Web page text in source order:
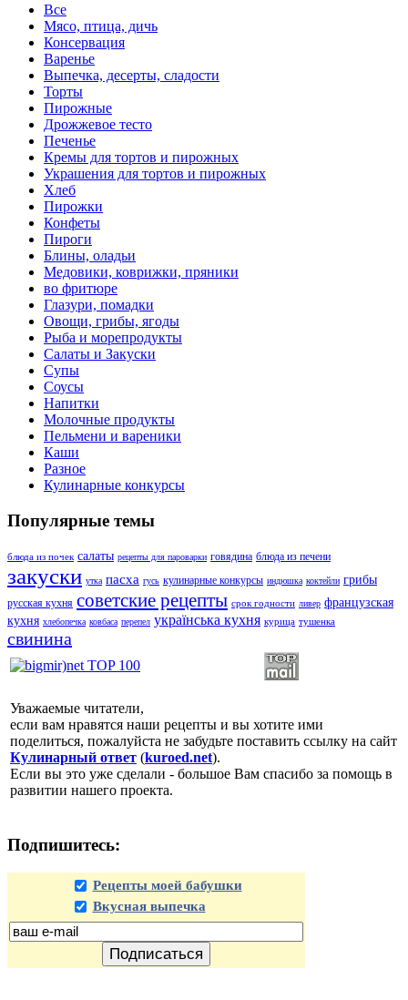
Все
Мясо, птица, дичь
Консервация
Варенье
Выпечка, десерты, сладости
Торты
Пирожные
Дрожжевое тесто
Печенье
Кремы для тортов и пирожных
Украшения для тортов и пирожных
Хлеб
Пирожки
Конфеты
Пироги
Блины, оладьи
Медовики, коврижки, пряники
во фритюре
Глазури, помадки
Овощи, грибы, ягоды
Рыба и морепродукты
Салаты и Закуски
Супы
Соусы
Напитки
Молочные продукты
Пельмени и вареники
Каши
Разное
Кулинарные конкурсы
Популярные темы
блюда из почек салаты рецепты для пароварки говядина блюда из печени
закуски утка пасха гусь кулинарные конкурсы индюшка коктейли грибы
русская кухня советские рецепты срок годности ливер французская
кухня хлебопечка ковбаса перепел українська кухня курица тушенка
свинина
Уважаемые читатели,
если вам нравятся наши рецепты и вы хотите ими
поделиться, пожалуйста не забудьте поставить ссылку на сайт
Кулинарный ответ (kuroed.net).
Если вы это уже сделали - большое Вам спасибо за помощь в
развитии нашего проекта.
Подпишитесь:
Рецепты моей бабушки
Вкусная выпечка